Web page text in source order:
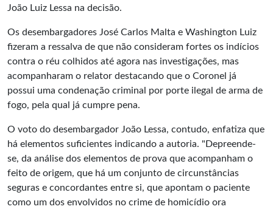
João Luiz Lessa na decisão.
Os desembargadores José Carlos Malta e Washington Luiz
fizeram a ressalva de que não consideram fortes os indícios
contra o réu colhidos até agora nas investigações, mas
acompanharam o relator destacando que o Coronel já
possui uma condenação criminal por porte ilegal de arma de
fogo, pela qual já cumpre pena.
O voto do desembargador João Lessa, contudo, enfatiza que
há elementos suficientes indicando a autoria. "Depreende-
se, da análise dos elementos de prova que acompanham o
feito de origem, que há um conjunto de circunstâncias
seguras e concordantes entre si, que apontam o paciente
como um dos envolvidos no crime de homicídio ora